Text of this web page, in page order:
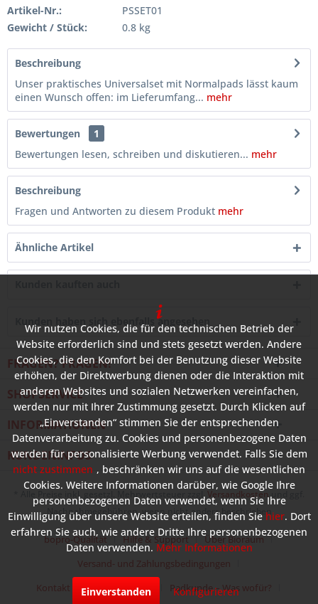
Artikel-Nr.:
PSSET01
Gewicht / Stück:
0.8 kg
Beschreibung
Unser praktisches Universalset mit Normalpads lässt kaum
einen Wunsch offen: im Lieferumfang... mehr
Bewertungen
1
Bewertungen lesen, schreiben und diskutieren... mehr
Beschreibung
Fragen und Antworten zu diesem Produkt mehr
Ähnliche Artikel
Kunden haben sich ebenfalls angesehen
FRAGEN? FRAGEN!
SHOPSERVICE
INFORMATIONEN
KUNDENINFOS
* Alle Preise inkl. gesetzl. Mehrwertsteuer zzgl. Versandkosten und ggf.
Nachnahmegebühren, wenn nicht anders beschrieben
bopro-Qualität Hilfe & Support
Über Bioraum
Versand- und Zahlungsbedingungen
Kontakt zur Bioraum GmbH
Padkunde – Was wofür?
Wir nutzen Cookies, die für den technischen Betrieb der
Website erforderlich sind und stets gesetzt werden. Andere
Cookies, die den Komfort bei der Benutzung dieser Website
erhöhen, der Direktwerbung dienen oder die Interaktion mit
anderen Websites und sozialen Netzwerken vereinfachen,
werden nur mit Ihrer Zustimmung gesetzt. Durch Klicken auf
„Einverstanden“ stimmen Sie der entsprechenden
Datenverarbeitung zu. Cookies und personenbezogene Daten
werden für personalisierte Werbung verwendet. Falls Sie dem
nicht zustimmen , beschränken wir uns auf die wesentlichen
Cookies. Weitere Informationen darüber, wie Google Ihre
personenbezogenen Daten verwendet, wenn Sie Ihre
Einwilligung über unsere Website erteilen, finden Sie hier. Dort
erfahren Sie auch, wie andere Dritte Ihre personenbezogenen
Daten verwenden.Mehr Informationen
Einverstanden Konfigurieren